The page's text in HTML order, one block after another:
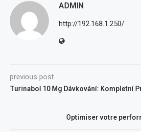
ADMIN
http://192.168.1.250/
previous post
Turinabol 10 Mg Dávkování: Kompletní
Optimiser votre